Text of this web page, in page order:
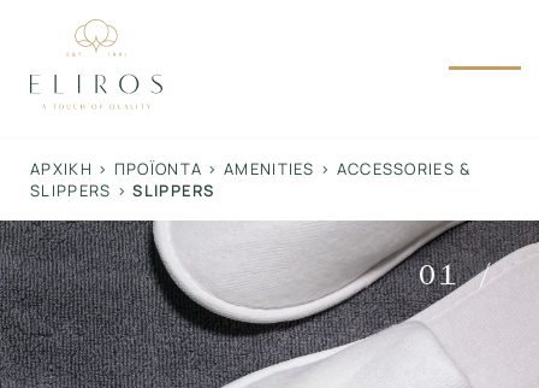
content
ΑΡΧΙΚΉ > ΠΡΟΪΌΝΤΑ >AMENITIES > ACCESSORIES &
SLIPPERS >SLIPPERS
01